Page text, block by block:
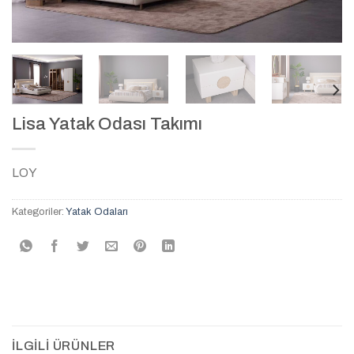
Lisa Yatak Odası Takımı
LOY
Kategoriler: Yatak Odaları
İLGILI ÜRÜNLER